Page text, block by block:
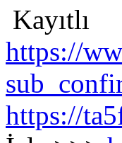
Kayıtlı
https://
https://